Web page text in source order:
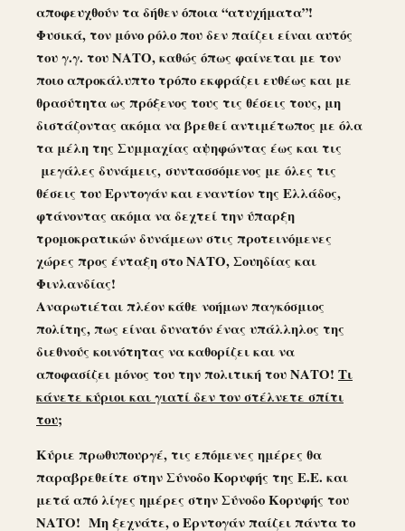
αποφευχθούν τα δήθεν όποια “ατυχήματα”!
Φυσικά, τον μόνο ρόλο που δεν παίζει είναι αυτός
του γ.γ. του ΝΑΤΟ, καθώς όπως φαίνεται με τον
ποιο απροκάλυπτο τρόπο εκφράζει ευθέως και με
θρασύτητα ως πρόξενος τους τις θέσεις τους, μη
διστάζοντας ακόμα να βρεθεί αντιμέτωπος με όλα
τα μέλη της Συμμαχίας αψηφώντας έως και τις
μεγάλες δυνάμεις, συντασσόμενος με όλες τις
θέσεις του Ερντογάν και εναντίον της Ελλάδος,
φτάνοντας ακόμα να δεχτεί την ύπαρξη
τρομοκρατικών δυνάμεων στις προτεινόμενες
χώρες προς ένταξη στο ΝΑΤΟ, Σουηδίας και
Φινλανδίας!
Αναρωτιέται πλέον κάθε νοήμων παγκόσμιος
πολίτης, πως είναι δυνατόν ένας υπάλληλος της
διεθνούς κοινότητας να καθορίζει και να
αποφασίζει μόνος του την πολιτική του ΝΑΤΟ! Τι
κάνετε κύριοι και γιατί δεν τον στέλνετε σπίτι
του;
Κύριε πρωθυπουργέ, τις επόμενες ημέρες θα
παραβρεθείτε στην Σύνοδο Κορυφής της Ε.Ε. και
μετά από λίγες ημέρες στην Σύνοδο Κορυφής του
ΝΑΤΟ! Μη ξεχνάτε, ο Ερντογάν παίζει πάντα το